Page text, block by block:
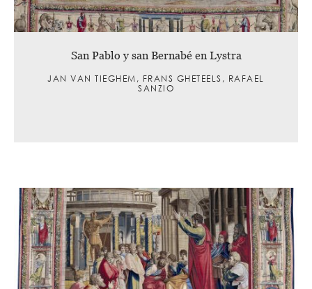
San Pablo y san Bernabé en Lystra
JAN VAN TIEGHEM, FRANS GHETEELS, RAFAEL
SANZIO